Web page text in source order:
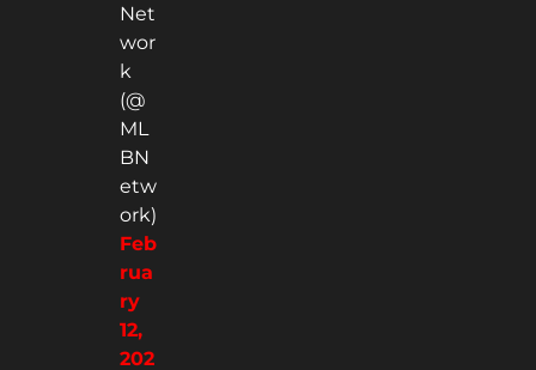
Net
wor
k
(@
ML
BN
etw
ork)
Feb
rua
ry
12,
202